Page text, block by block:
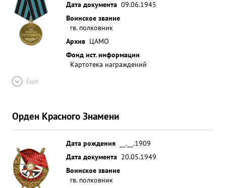
Дата документа 09.06.1945
Воинское звание
гв. полковник
Архив ЦАМО
Фонд ист. информации
Картотека награждений
Ещё
Орден Красного Знамени
Дата рождения
__.__.1909
Дата документа 20.05.1949
Воинское звание
гв. полковник